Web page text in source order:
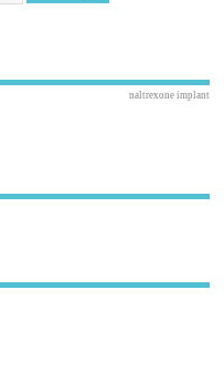
naltrexone implant